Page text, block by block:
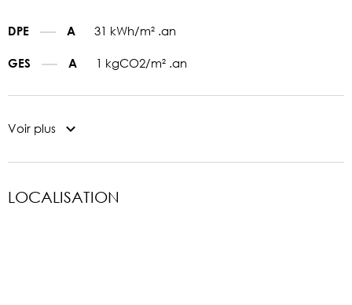
DPE A 31 kWh/m² .an
GES A 1 kgCO2/m² .an
Voir plus
LOCALISATION